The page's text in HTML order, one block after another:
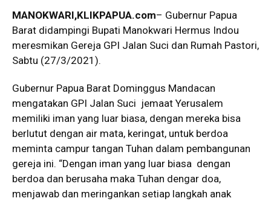
MANOKWARI,KLIKPAPUA.com– Gubernur Papua
Barat didampingi Bupati Manokwari Hermus Indou
meresmikan Gereja GPI Jalan Suci dan Rumah Pastori,
Sabtu (27/3/2021).
Gubernur Papua Barat Dominggus Mandacan
mengatakan GPI Jalan Suci jemaat Yerusalem
memiliki iman yang luar biasa, dengan mereka bisa
berlutut dengan air mata, keringat, untuk berdoa
meminta campur tangan Tuhan dalam pembangunan
gereja ini. “Dengan iman yang luar biasa dengan
berdoa dan berusaha maka Tuhan dengar doa,
menjawab dan meringankan setiap langkah anak